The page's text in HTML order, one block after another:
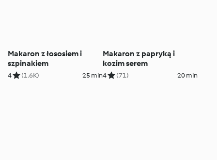
Makaron z łososiem i
szpinakiem
4 (1.6K) 25 min
Makaron z papryką i
kozim serem
4 (71) 20 min